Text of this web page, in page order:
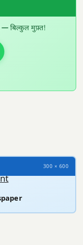
— बिल्कुल मुफ़्त!
300 × 600